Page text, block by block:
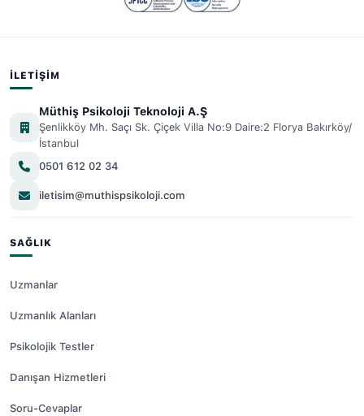
İLETIŞIM
Müthiş Psikoloji Teknoloji A.Ş
Şenlikköy Mh. Saçı Sk. Çiçek Villa No:9 Daire:2 Florya Bakırköy/
İstanbul
0501 612 02 34
iletisim@muthispsikoloji.com
SAĞLIK
Uzmanlar
Uzmanlık Alanları
Psikolojik Testler
Danışan Hizmetleri
Soru-Cevaplar